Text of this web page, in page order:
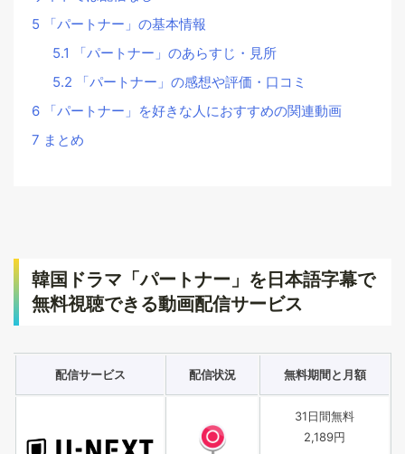
5 「パートナー」の基本情報
5.1 「パートナー」のあらすじ・見所
5.2 「パートナー」の感想や評価・口コミ
6 「パートナー」を好きな人におすすめの関連動画
7 まとめ
韓国ドラマ「パートナー」を日本語字幕で
無料視聴できる動画配信サービス
配信サービス 配信状況 無料期間と月額
31日間無料
2,189円